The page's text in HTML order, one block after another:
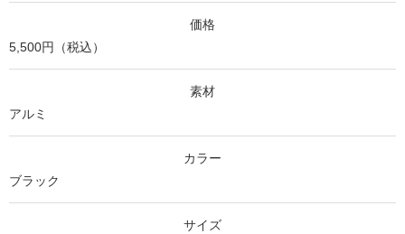
価格
5,500円（税込）
素材
アルミ
カラー
ブラック
サイズ